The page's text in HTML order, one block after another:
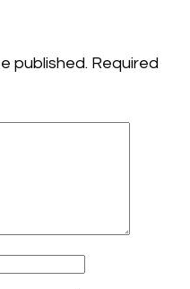
published. Required